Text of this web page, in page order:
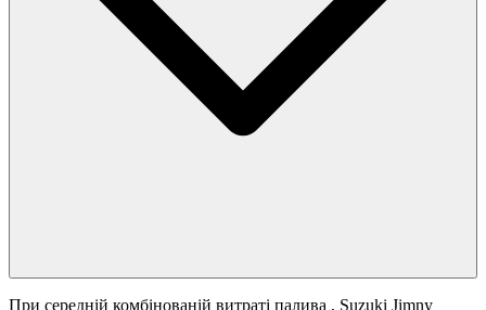
При середній комбінованій витраті палива , Suzuki Jimny